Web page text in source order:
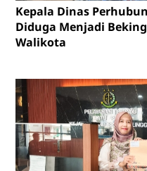
Kepala Dinas
Diduga Menjadi
Walikota